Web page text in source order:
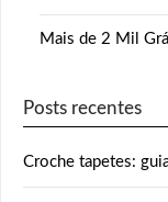
Mais de 2 Mil
Posts recentes
Croche tapetes: